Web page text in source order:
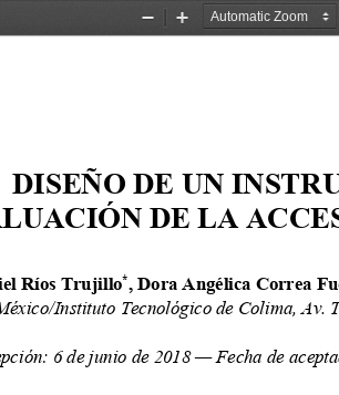
Zoom
Zoom
DISEÑO DE UN
DE LA
Ríos Trujillo* Dora Angélica Correa
Instituto Tecnológico de Colima, Av.
: 6de junio de 2018 — Fecha de